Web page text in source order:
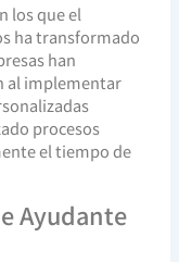
los que el
ha transformado
han
al implementar
procesos
el tiempo de
Ayudante